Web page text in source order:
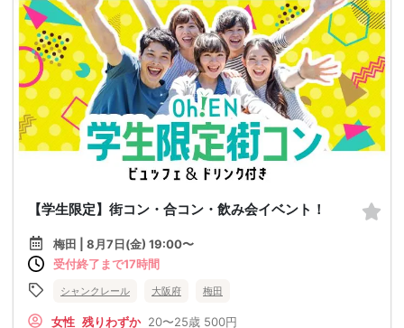
【学生限定】街コン・合コン・飲み会イベント！
梅田 | 8月7日(金) 19:00〜
受付終了まで17時間
シャンクレール 大阪府 梅田
女性 残りわずか 20〜25歳 500円